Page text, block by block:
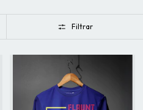
Filtrar